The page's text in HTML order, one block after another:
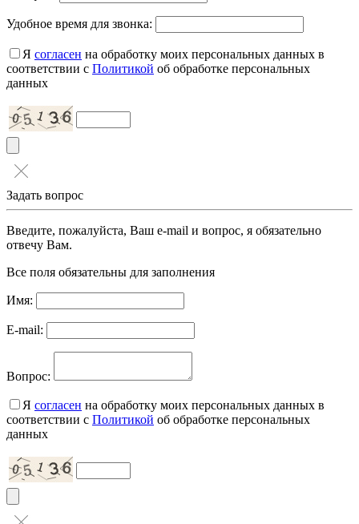
Удобное время для звонка:
Я согласен на обработку моих персональных данных в
соответствии с Политикой об обработке персональных
данных
Задать вопрос
Введите, пожалуйста, Ваш e-mail и вопрос, я обязательно
отвечу Вам.
Все поля обязательны для заполнения
Имя:
E-mail:
Вопрос:
Я согласен на обработку моих персональных данных в
соответствии с Политикой об обработке персональных
данных